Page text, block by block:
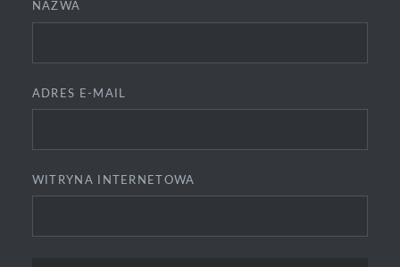
NAZWA
ADRES E-MAIL
WITRYNA INTERNETOWA